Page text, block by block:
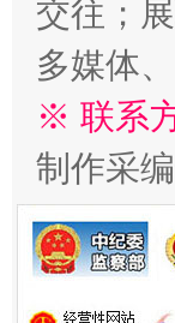
交往；
多媒体
※ 联系
制作采编